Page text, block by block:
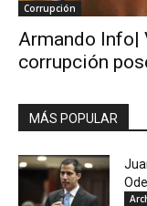
Corrupción
Armando Info|
corrupción
MÁS POPULAR